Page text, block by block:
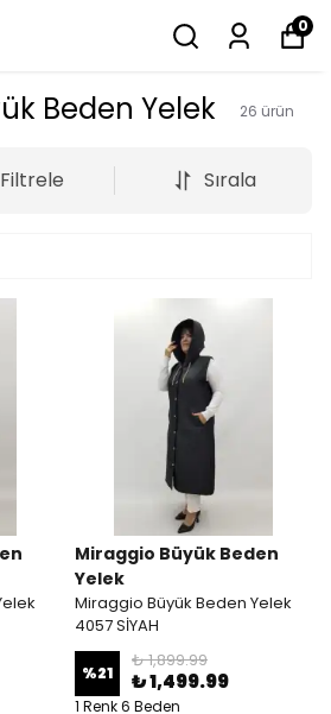
0
Beden Yelek 26 ürün
Filtrele Sırala
Miraggio Büyük Beden
Yelek
Miraggio Büyük Beden Yelek
4057 SİYAH
%21
₺ 1,899.99
₺ 1,499.99
1 Renk 6 Beden